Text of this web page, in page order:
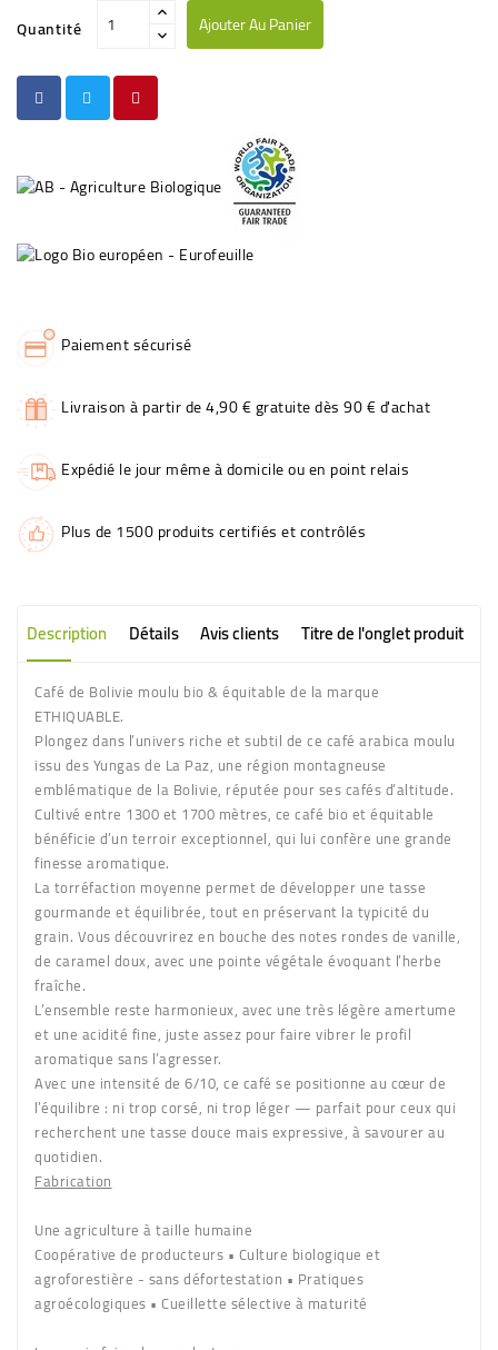
Quantité Ajouter Au Panier
Paiement sécurisé
Livraison à partir de 4,90 € gratuite dès 90 € d'achat
Expédié le jour même à domicile ou en point relais
Plus de 1500 produits certifiés et contrôlés
Description Détails Avis clients Titre de l'onglet produit
Café de Bolivie moulu bio & équitable de la marque
ETHIQUABLE.
Plongez dans l’univers riche et subtil de ce café arabica moulu
issu des Yungas de La Paz, une région montagneuse
emblématique de la Bolivie, réputée pour ses cafés d’altitude.
Cultivé entre 1300 et 1700 mètres, ce café bio et équitable
bénéficie d’un terroir exceptionnel, qui lui confère une grande
finesse aromatique.
La torréfaction moyenne permet de développer une tasse
gourmande et équilibrée, tout en préservant la typicité du
grain. Vous découvrirez en bouche des notes rondes de vanille,
de caramel doux, avec une pointe végétale évoquant l’herbe
fraîche.
L’ensemble reste harmonieux, avec une très légère amertume
et une acidité fine, juste assez pour faire vibrer le profil
aromatique sans l’agresser.
Avec une intensité de 6/10, ce café se positionne au cœur de
l’équilibre : ni trop corsé, ni trop léger — parfait pour ceux qui
recherchent une tasse douce mais expressive, à savourer au
quotidien.
Fabrication
Une agriculture à taille humaine
Coopérative de producteurs • Culture biologique et
agroforestière - sans défortestation • Pratiques
agroécologiques • Cueillette sélective à maturité